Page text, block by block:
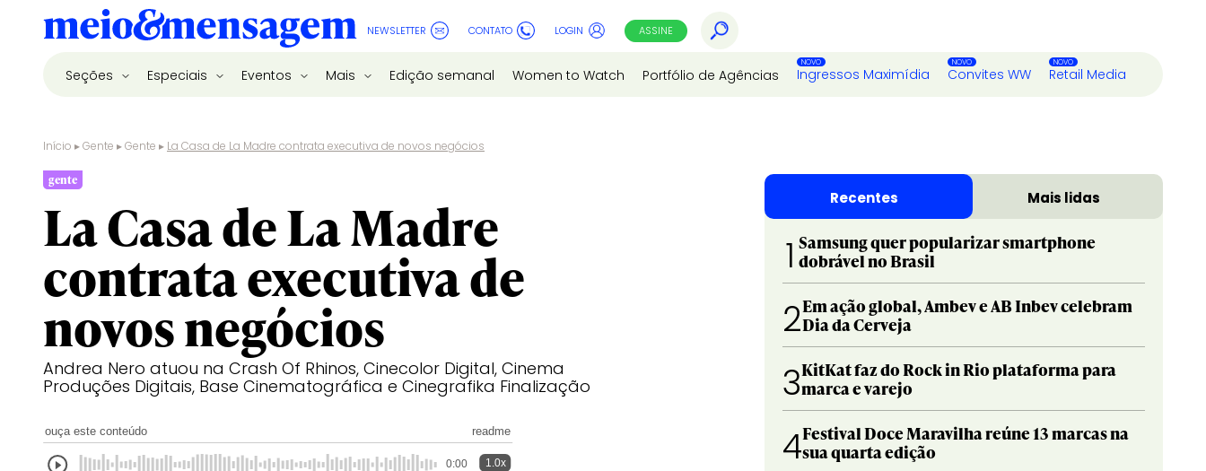
NEWSLETTER CONTATO LOGIN ASSINE
Seções Especiais Eventos Mais Edição semanal Women to Watch Portfólio de Agências Ingressos Maximídia Convites WW Retail Media
Início ▸Gente ▸Gente ▸ La Casa de La Madre contrata executiva de novos negócios
gente
La Casa de La Madre
contrata executiva de
novos negócios
Andrea Nero atuou na Crash Of Rhinos, Cinecolor Digital, Cinema
Produções Digitais, Base Cinematográfica e Cinegrafika Finalização
ouça este conteúdo readme
0:00 1.0x
Recentes Mais lidas
1 Samsung quer popularizar smartphone
dobrável no Brasil
2Em ação global, Ambev e AB Inbev celebram
Dia da Cerveja
3KitKat faz do Rock in Rio plataforma para
marca e varejo
4Festival Doce Maravilha reúne 13 marcas na
sua quarta edição